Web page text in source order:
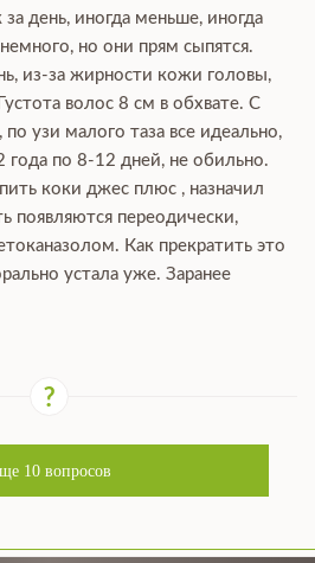
день, иногда меньше, иногда
но они прям сыпятся.
из-за жирности кожи головы,
волос 8 см в обхвате. С
узи малого таза все идеально,
года по 8-12 дней, не обильно.
коки джес плюс , назначил
появляются переодически,
Как прекратить это
устала уже. Заранее
10 вопросов